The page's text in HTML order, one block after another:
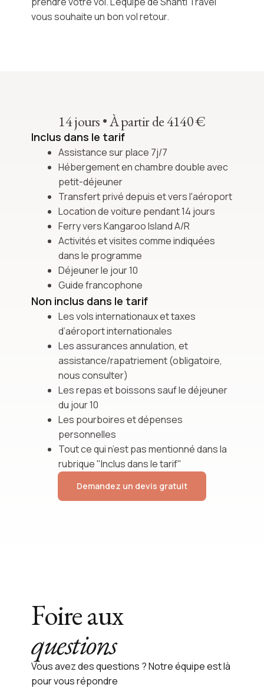
vous souhaite un bon vol retour.
14 jours•À partir de 4140 €
Inclus dans le tarif
Assistance sur place 7j/7
Hébergement en chambre double avec
petit-déjeuner
Transfert privé depuis et vers l'aéroport
Location de voiture pendant 14 jours
Ferry vers Kangaroo Island A/R
Activités et visites comme indiquées
dans le programme
Déjeuner le jour 10
Guide francophone
Non inclus dans le tarif
Les vols internationaux et taxes
d’aéroport internationales
Les assurances annulation, et
assistance/rapatriement (obligatoire,
nous consulter)
Les repas et boissons sauf le déjeuner
du jour 10
Les pourboires et dépenses
personnelles
Tout ce qui n’est pas mentionné dans la
rubrique "Inclus dans le tarif"
Demandez un devis gratuit
Foire aux
questions
Vous avez des questions ? Notre équipe est là
pour vous répondre